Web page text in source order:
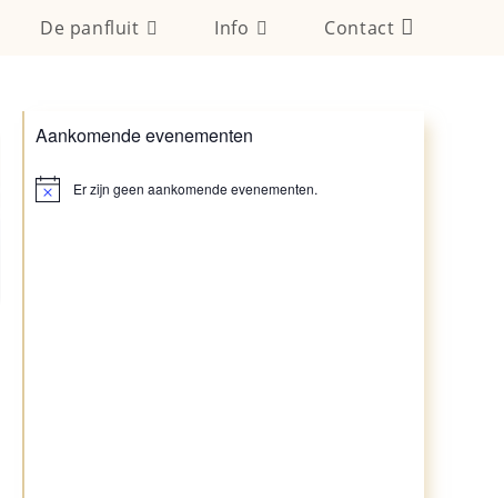
De panfluit Info Contact
Aankomende evenementen
Er zijn geen aankomende evenementen.